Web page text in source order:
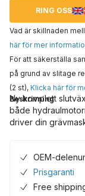
RING OSS
Vad är skillnaden
här för mer
För att säkerställa
på grund av slitage
(2 st), Klicka här för
Beskrivning
Ny komplett
både
driver din
OEM-
Prisgaranti
Free